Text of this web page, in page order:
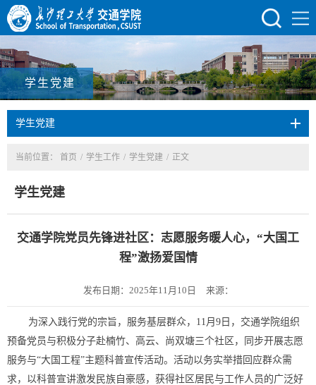
学生党建
学生党建
当前位置： 首页 / 学生工作 / 学生党建 / 正文
学生党建
交通学院党员先锋进社区：志愿服务暖人心，“大国工
程”激扬爱国情
发布日期：2025年11月10日 来源：
为深入践行党的宗旨，服务基层群众，11月9日，交通学院组织
预备党员与积极分子赴楠竹、高云、尚双塘三个社区，
同步开展志愿
服务与“大国工程”主题科普宣传活动。活动以务实举措回应群众需
求，以科普宣讲激发民族自豪感，获得社区居民与工作人员的广泛好